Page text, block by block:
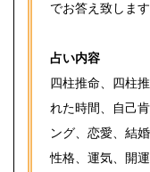
でお答え致します
占い内容
四柱推命、四柱
れた時間、自己
ング、恋愛、結
性格、運気、開